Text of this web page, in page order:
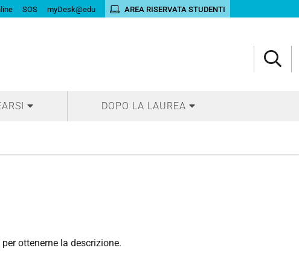
SOS myDesk@edu AREA RISERVATA STUDENTI
DOPO LA LAUREA
ottenerne la descrizione.